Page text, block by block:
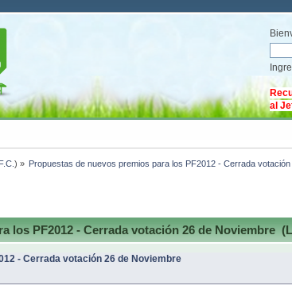
al
) » Propuestas de nuevos premios para los PF2012 - Cerrada
los PF2012 - Cerrada votación 26 de Noviembre
- Cerrada votación 26 de Noviembre